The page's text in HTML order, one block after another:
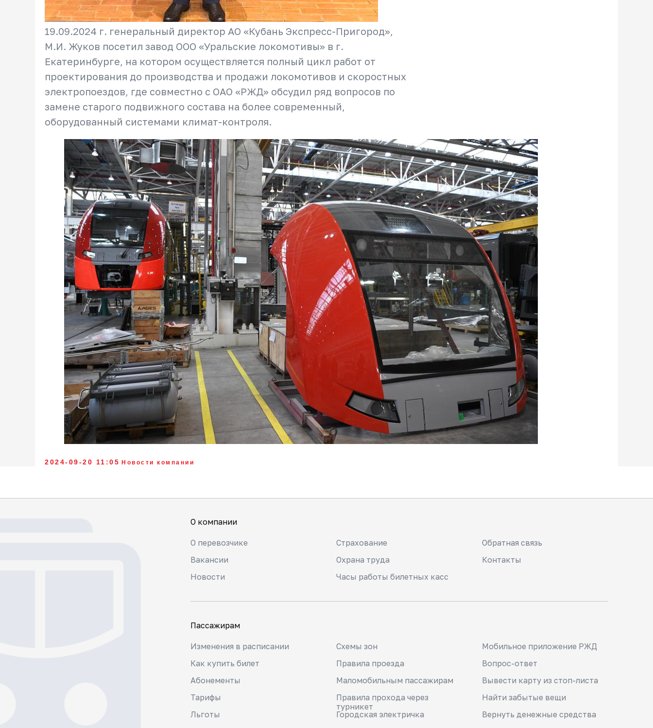
19.09.2024 г. генеральный директор АО «Кубань Экспресс-Пригород»,
М.И. Жуков посетил завод ООО «Уральские локомотивы» в г.
Екатеринбурге, на котором осуществляется полный цикл работ от
проектирования до производства и продажи локомотивов и скоростных
электропоездов, где совместно с ОАО «РЖД» обсудил ряд вопросов по
замене старого подвижного состава на более современный,
оборудованный системами климат-контроля.
2024-09-20 11:05 Новости компании
О компании
Пассажирам
Часы работы билетных касс
О перевозчике
Охрана труда
Вакансии
Обратная связь
Контакты
Новости
Как купить билет
Абонементы
Тарифы
Льготы
Изменения в расписании
Правила проезда
Городская электричка
Схемы зон Мобильное приложение РЖД
Вопрос-ответ
Вывести карту из стоп-листа
Найти забытые вещи
Вернуть денежные средства
Маломобильным пассажирам
Страхование
Правила прохода через
турникет